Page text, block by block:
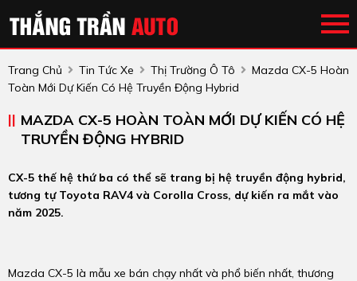
Trang Chủ Tin Tức Xe Thị Trường Ô Tô
Mazda CX-5 Hoàn
Toàn Mới Dự Kiến Có Hệ Truyền Động Hybrid
MAZDA CX-5 HOÀN TOÀN MỚI DỰ KIẾN CÓ HỆ
TRUYỀN ĐỘNG HYBRID
CX-5 thế hệ thứ ba có thể sẽ trang bị hệ truyền động hybrid,
tương tự Toyota RAV4 và Corolla Cross, dự kiến ra mắt vào
năm 2025.
Mazda CX-5 là mẫu xe bán chạy nhất và phổ biến nhất, thương